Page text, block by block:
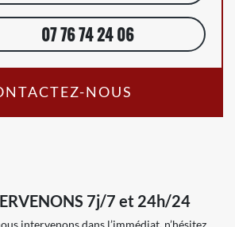
07 76 74 24 06
NOUS
7j/7 et 24h/24
intervenons dans l’immédiat, n’hésitez